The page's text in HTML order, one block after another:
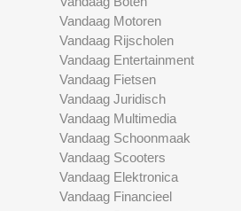
Vandaag Motoren
Vandaag Rijscholen
Vandaag Entertainment
Vandaag Fietsen
Vandaag Juridisch
Vandaag Multimedia
Vandaag Schoonmaak
Vandaag Scooters
Vandaag Elektronica
Vandaag Financieel